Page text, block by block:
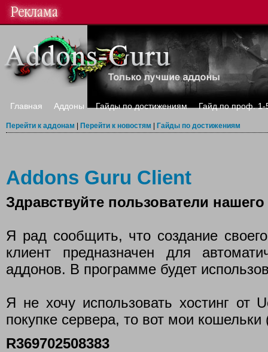
Главная Аддоны Гайды по достижениям Гайд по проф. 1-
Перейти к аддонам Перейти к новостям Гайды по достижениям
Addons Guru Client
Здравствуйте пользователи нашего
Я рад сообщить, что создание
клиент предназначен для
аддонов. В программе будет
Я не хочу использовать хостинг
покупке сервера, то вот мои
R369702508383